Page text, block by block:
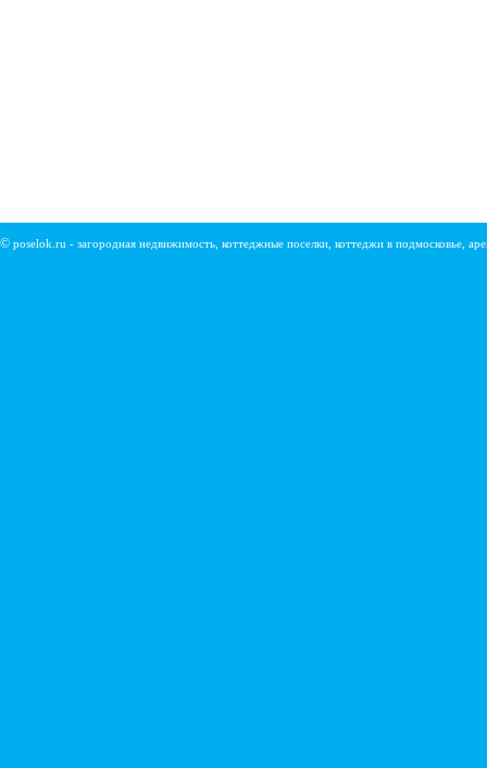
© poselok.ru - загородная недвижимость, коттеджные поселки, коттеджи в подмосковье,